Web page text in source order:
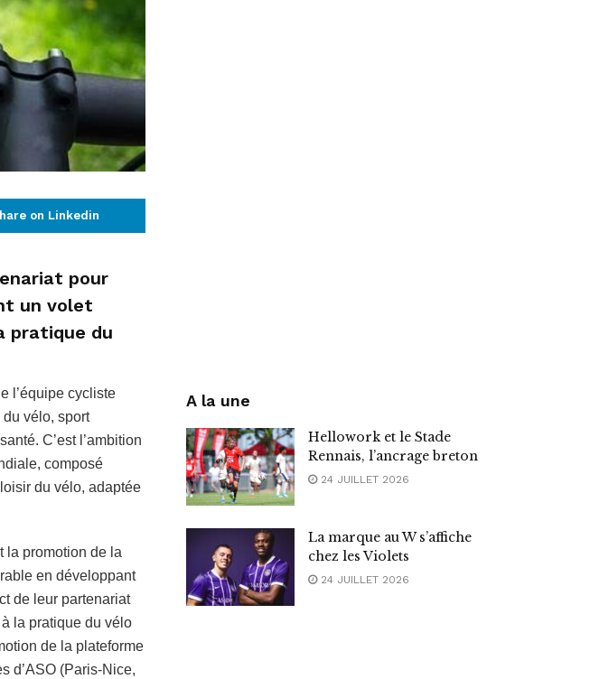
on Linkedin
pour
un volet
pratique du
l’équipe cycliste
vélo, sport
C’est l’ambition
composé
du vélo, adaptée
la promotion de la
en développant
de leur partenariat
la pratique du vélo
de la plateforme
d’ASO (Paris-Nice,
A la une
Hellowork et le Stade
Rennais, l’ancrage breton
24 JUILLET 2026
La marque au W s’affiche
chez les Violets
24 JUILLET 2026